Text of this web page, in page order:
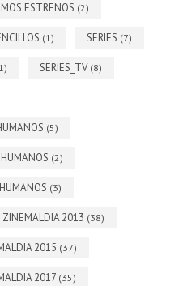
ESTRENOS (2)
(1) SERIES (7)
SERIES_TV (8)
(5)
(2)
(3)
ZINEMALDIA 2013 (38)
2015 (37)
2017 (35)